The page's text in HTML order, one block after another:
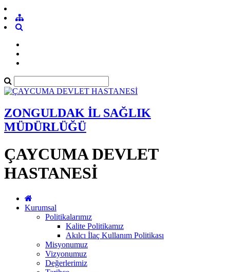
ZONGULDAK İL SAĞLIK
MÜDÜRLÜĞÜ
ÇAYCUMA DEVLET
HASTANESİ
Kurumsal
Politikalarımız
Kalite Politikamız
Akılcı İlaç Kullanım Politikası
Misyonumuz
Vizyonumuz
Değerlerimiz